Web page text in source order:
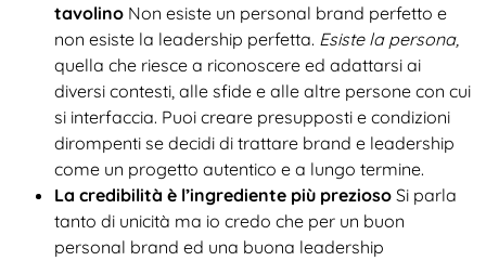
tavolino Non esiste un personal brand perfetto e
non esiste la leadership perfetta. Esiste la persona,
quella che riesce a riconoscere ed adattarsi ai
diversi contesti, alle sfide e alle altre persone con cui
si interfaccia. Puoi creare presupposti e condizioni
dirompenti se decidi di trattare brand e leadership
come un progetto autentico e a lungo termine.
La credibilità è l’ingrediente più prezioso Si parla
tanto di unicità ma io credo che per un buon
personal brand ed una buona leadership